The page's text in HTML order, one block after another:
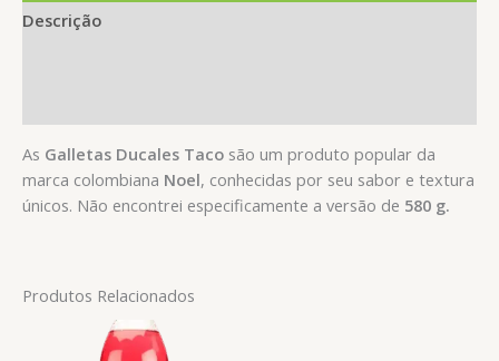
g)
Descrição
As Galletas Ducales Taco são um produto popular da
marca colombiana Noel, conhecidas por seu sabor e textura
únicos. Não encontrei especificamente a versão de 580 g.
Produtos Relacionados